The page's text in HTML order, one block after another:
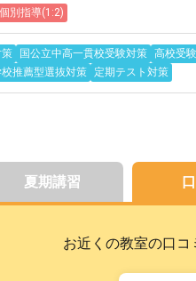
個別指導(1:2)
国公立中高一貫校受験対策 高校受
推薦型選抜対策
定期テスト対策
夏期講習
お近くの教室の口コ